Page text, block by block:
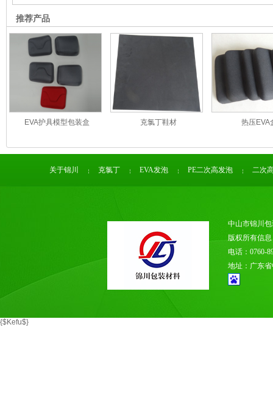
推荐产品
EVA护具模型包装盒 克氯丁鞋材 热压EVA
关于锦川 克氯丁 EVA发泡 PE二次高发泡 二次
中山市锦川
版权所有信息
电话：0760-
地址：广东
{$Kefu$}